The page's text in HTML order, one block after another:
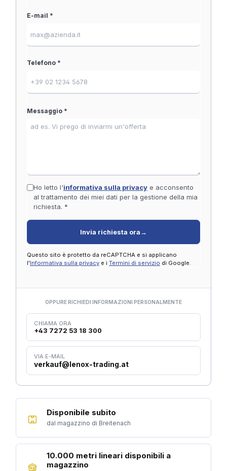
E-mail *
Telefono *
Messaggio *
Ho letto l'informativa sulla privacye acconsento
al trattamento dei miei dati per la gestione della mia
richiesta. *
Invia richiesta ora →
Questo sito è protetto da reCAPTCHA e si applicano
l'Informativa sulla privacy e i Termini di servizio di Google.
OPPURE RICHIEDI INFORMAZIONI PERSONALMENTE
CHIAMA ORA
+43 7272 53 18 300
VIA E-MAIL
verkauf@lenox-trading.at
Disponibile subito
dal magazzino di Breitenach
10.000 metri lineari disponibili a
magazzino